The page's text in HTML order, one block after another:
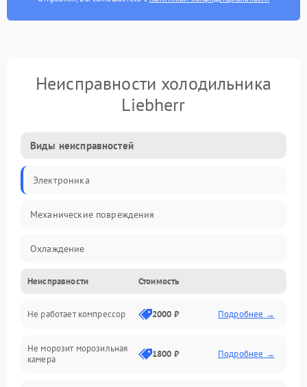
Неисправности холодильника
Liebherr
Виды неисправностей
Электроника
Механические повреждения
Охлаждение
Механика
Электропитание
Дренаж
Неисправности Стоимость
Не работает компрессор 2000 ₽ Подробнее →
Не морозит морозильная
камера
1800 ₽ Подробнее →